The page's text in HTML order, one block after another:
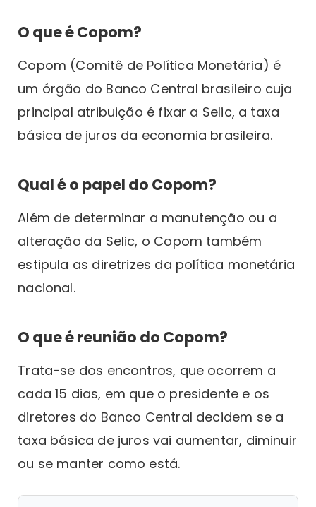
O que é Copom?
Copom (Comitê de Política Monetária) é
um órgão do Banco Central brasileiro cuja
principal atribuição é fixar a Selic, a taxa
básica de juros da economia brasileira.
Qual é o papel do Copom?
Além de determinar a manutenção ou a
alteração da Selic, o Copom também
estipula as diretrizes da política monetária
nacional.
O que é reunião do Copom?
Trata-se dos encontros, que ocorrem a
cada 15 dias, em que o presidente e os
diretores do Banco Central decidem se a
taxa básica de juros vai aumentar, diminuir
ou se manter como está.